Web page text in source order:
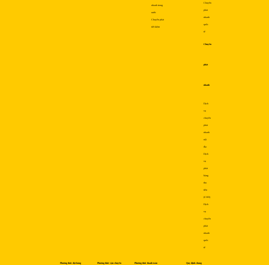
nhanh trong
nước
Chuyển phát
tiết kiệm
Chuyển
phát
nhanh
quốc
tế
Chuyển
phát
nhanh
Dịch
vụ
chuyển
phát
nhanh
nội
địa
Dịch
vụ
phát
hàng
thu
tiền
(COD)
Dịch
vụ
chuyển
phát
nhanh
quốc
tế
Phương thức đặt hàng Phương thức vận chuyển Phương thức thanh toán Quy định chung